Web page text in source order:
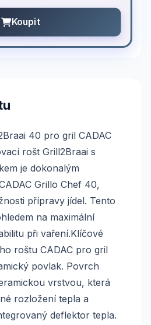
Koupit
40 pro gril CADAC
rošt Grill2Braai s
je dokonalým
Grillo Chef 40,
přípravy jídel. Tento
na maximální
při vaření.Klíčové
roštu CADAC pro gril
povlak. Povrch
vrstvou, která
rozložení tepla a
deflektor tepla.